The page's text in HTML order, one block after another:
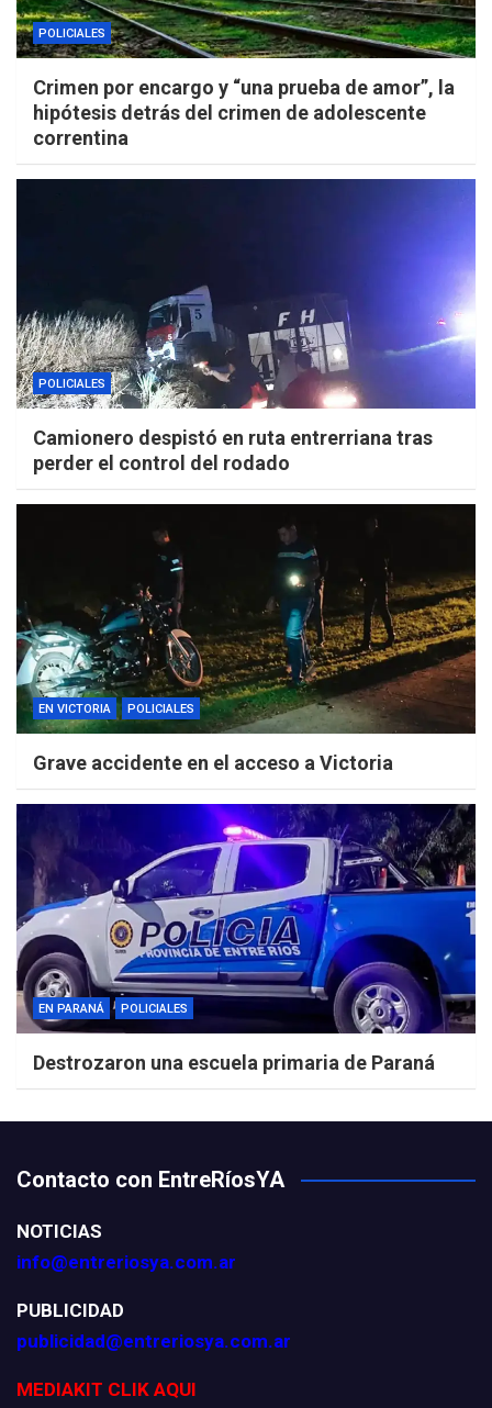
POLICIALES
Crimen por encargo y “una prueba de amor”, la
hipótesis detrás del crimen de adolescente
correntina
POLICIALES
Camionero despistó en ruta entrerriana tras
perder el control del rodado
EN VICTORIA POLICIALES
Grave accidente en el acceso a Victoria
EN PARANÁ POLICIALES
Destrozaron una escuela primaria de Paraná
Contacto con EntreRíosYA
NOTICIAS
info@entreriosya.com.ar
PUBLICIDAD
publicidad@entreriosya.com.ar
MEDIAKIT CLIK AQUI